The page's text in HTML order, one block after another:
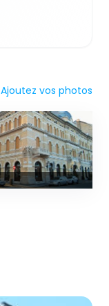
Ajoutez vos photos